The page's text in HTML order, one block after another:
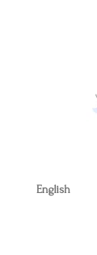
English